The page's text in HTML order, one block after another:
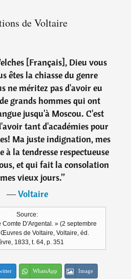
de Voltaire
[Français], Dieu vous
êtes la chiasse du genre
ne méritez pas d'avoir eu
grands hommes qui ont
jusqu'à Moscou. C'est
tant d'académies pour
Ma juste indignation, mes
à la tendresse respectueuse
et qui fait la consolation
vieux jours.”
―Voltaire
Source:
Comte D'Argental. » (2 septembre
de Voltaire, Voltaire, éd.
1833, t. 64, p. 351
WhatsApp Image